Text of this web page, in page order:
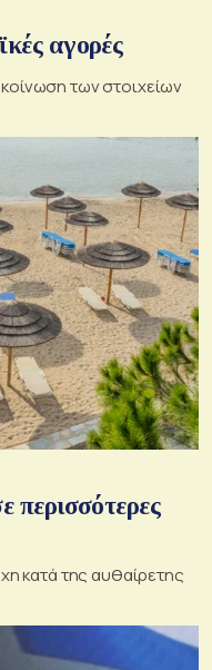
αγορές
των στοιχείων
περισσότερες
κατά της αυθαίρετης